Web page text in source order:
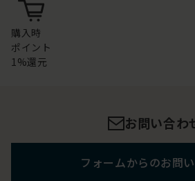
購入時
ポイント
1%還元
お問い合わ
フォームからのお問